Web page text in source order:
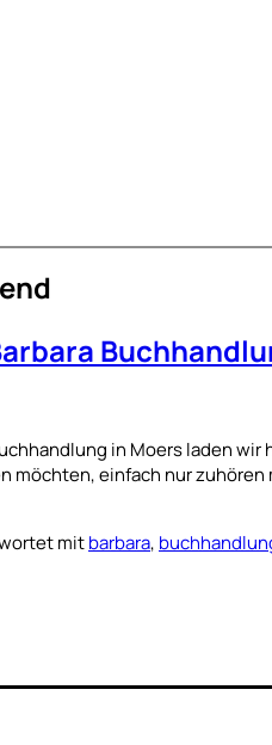
in Moers laden
möchten, einfach nur
mitbarbara,